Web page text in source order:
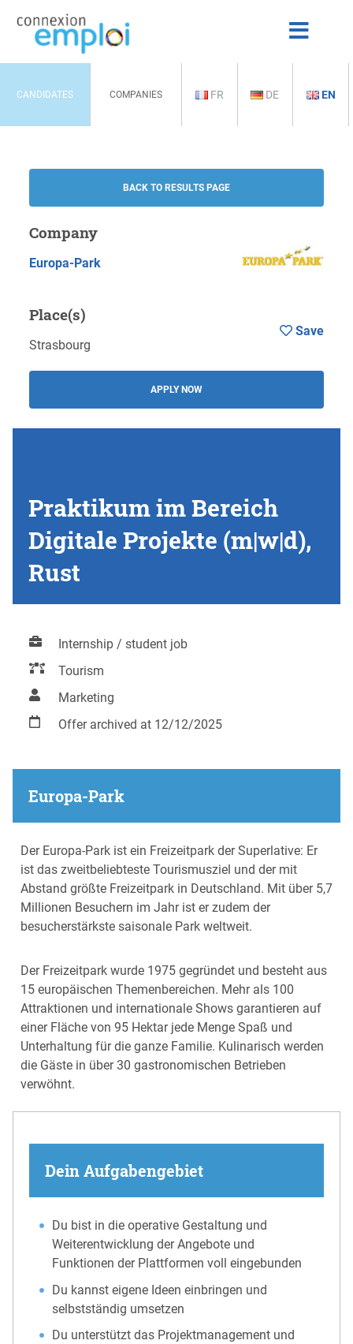
CANDIDATES COMPANIES FR DE EN
BACK TO RESULTS PAGE
Company
Europa-Park
Place(s)
Strasbourg
APPLY NOW
Save
Praktikum im Bereich
Digitale Projekte (m|w|d),
Rust
Internship / student job
Tourism
Marketing
Offer archived at 12/12/2025
Europa-Park
Der Europa-Park ist ein Freizeitpark der Superlative: Er
ist das zweitbeliebteste Tourismusziel und der mit
Abstand größte Freizeitpark in Deutschland. Mit über 5,7
Millionen Besuchern im Jahr ist er zudem der
besucherstärkste saisonale Park weltweit.
Der Freizeitpark wurde 1975 gegründet und besteht aus
15 europäischen Themenbereichen. Mehr als 100
Attraktionen und internationale Shows garantieren auf
einer Fläche von 95 Hektar jede Menge Spaß und
Unterhaltung für die ganze Familie. Kulinarisch werden
die Gäste in über 30 gastronomischen Betrieben
verwöhnt.
Dein Aufgabengebiet
Du bist in die operative Gestaltung und
Weiterentwicklung der Angebote und
Funktionen der Plattformen voll eingebunden
Du kannst eigene Ideen einbringen und
selbstständig umsetzen
Du unterstützt das Projektmanagement und